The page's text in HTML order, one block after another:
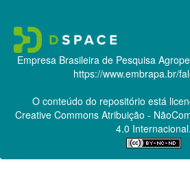
Empresa Brasileira de Pesquisa
https://www.embrapa.br/
O conteúdo do repositório está
Creative CommonsAtribuição -
4.0 Internacional.